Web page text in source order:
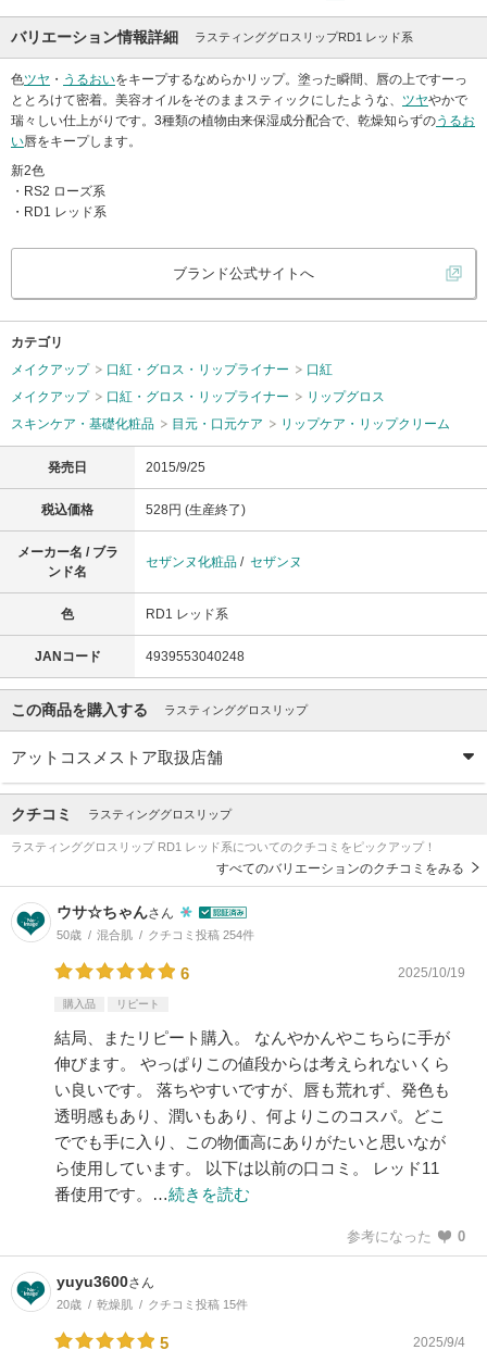
バリエーション情報詳細 ラスティンググロスリップRD1 レッド系
色ツヤ ・ うるおいをキープするなめらかリップ。塗った瞬間、唇の上ですーっ
ととろけて密着。美容オイルをそのままスティックにしたような、 ツヤやかで
瑞々しい仕上がりです。3種類の植物由来保湿成分配合で、乾燥知らずのうるお
い唇をキープします。
新2色
・RS2 ローズ系
・RD1 レッド系
ブランド公式サイトへ
カテゴリ
メイクアップ
口紅・グロス・リップライナー
口紅
メイクアップ
口紅・グロス・リップライナー
リップグロス
スキンケア・基礎化粧品
目元・口元ケア リップケア・リップクリーム
発売日 2015/9/25
税込価格 528円 (生産終了)
メーカー名 / ブラ
ンド名
セザンヌ化粧品 / セザンヌ
色 RD1 レッド系
JANコード 4939553040248
この商品を購入する ラスティンググロスリップ
アットコスメストア取扱店舗
クチコミ ラスティンググロスリップ
ラスティンググロスリップ RD1 レッド系についてのクチコミをピックアップ！
すべてのバリエーションのクチコミをみる
ウサ☆ちゃんさん
50歳 混合肌 クチコミ投稿 254件
6 2025/10/19
購入品 リピート
結局、またリピート購入。 なんやかんやこちらに手が
伸びます。 やっぱりこの値段からは考えられないくら
い良いです。 落ちやすいですが、唇も荒れず、発色も
透明感もあり、潤いもあり、何よりこのコスパ。どこ
ででも手に入り、この物価高にありがたいと思いなが
ら使用しています。 以下は以前の口コミ。 レッド11
番使用です。…続きを読む
参考になった 0
yuyu3600さん
20歳 乾燥肌 クチコミ投稿 15件
5 2025/9/4